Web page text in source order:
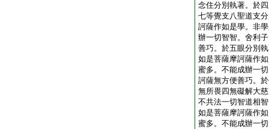
念住分別執著。於
七等覺支八聖道支
訶薩作如是學。非
辦一切智智。舍利
善巧。於五眼分別
如是菩薩摩訶薩作
蜜多。不能成辦一
訶薩無方便善巧。
無所畏四無礙解大
不共法一切智道相
如是菩薩摩訶薩作
蜜多。不能成辦一